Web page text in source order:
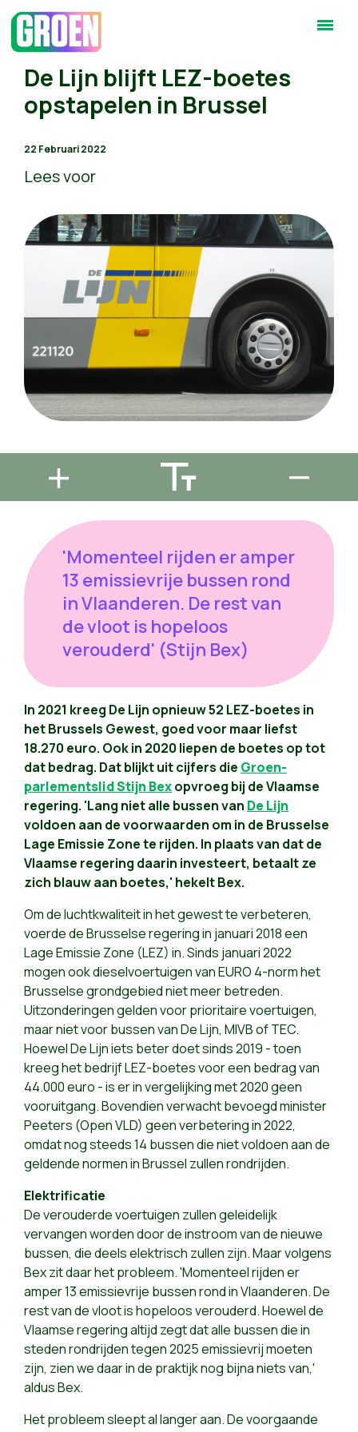
De Lijn blijft LEZ-boetes
opstapelen in Brussel
22 Februari 2022
Lees voor
'Momenteel rijden er amper
13 emissievrije bussen rond
in Vlaanderen. De rest van
de vloot is hopeloos
verouderd' (Stijn Bex)
In 2021 kreeg De Lijn opnieuw 52 LEZ-boetes in
het Brussels Gewest, goed voor maar liefst
18.270 euro. Ook in 2020 liepen de boetes op tot
dat bedrag. Dat blijkt uit cijfers die Groen-
parlementslid Stijn Bexopvroeg bij de Vlaamse
regering. 'Lang niet alle bussen van De Lijn
voldoen aan de voorwaarden om in de Brusselse
Lage Emissie Zone te rijden. In plaats van dat de
Vlaamse regering daarin investeert, betaalt ze
zich blauw aan boetes,' hekelt Bex.
Om de luchtkwaliteit in het gewest te verbeteren,
voerde de Brusselse regering in januari 2018 een
Lage Emissie Zone (LEZ) in. Sinds januari 2022
mogen ook dieselvoertuigen van EURO 4-norm het
Brusselse grondgebied niet meer betreden.
Uitzonderingen gelden voor prioritaire voertuigen,
maar niet voor bussen van De Lijn, MIVB of TEC.
Hoewel De Lijn iets beter doet sinds 2019 - toen
kreeg het bedrijf LEZ-boetes voor een bedrag van
44.000 euro - is er in vergelijking met 2020 geen
vooruitgang. Bovendien verwacht bevoegd minister
Peeters (Open VLD) geen verbetering in 2022,
omdat nog steeds 14 bussen die niet voldoen aan de
geldende normen in Brussel zullen rondrijden.
Elektrificatie
De verouderde voertuigen zullen geleidelijk
vervangen worden door de instroom van de nieuwe
bussen, die deels elektrisch zullen zijn. Maar volgens
Bex zit daar het probleem. 'Momenteel rijden er
amper 13 emissievrije bussen rond in Vlaanderen. De
rest van de vloot is hopeloos verouderd. Hoewel de
Vlaamse regering altijd zegt dat alle bussen die in
steden rondrijden tegen 2025 emissievrij moeten
zijn, zien we daar in de praktijk nog bijna niets van,'
aldus Bex.
Het probleem sleept al langer aan. De voorgaande